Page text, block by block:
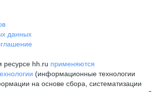
данных
hh.ru применяются
(информационные технологии
на основе сбора, систематизации